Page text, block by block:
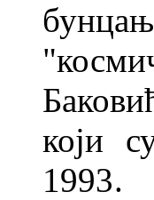
који
1993.